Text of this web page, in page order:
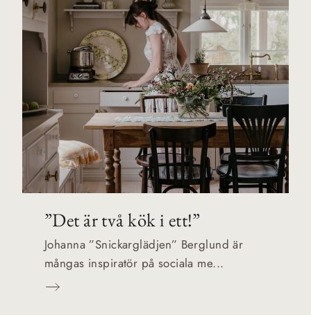
”Det är två kök i ett!”
Johanna ”Snickarglädjen” Berglund är
mångas inspiratör på sociala me...